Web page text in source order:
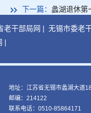
下一篇： 蠡湖退休第
老干部局网 | 无锡市委老
|
地址：江苏省无锡市蠡湖大道
邮编：214122
联系电话：0510-85864171